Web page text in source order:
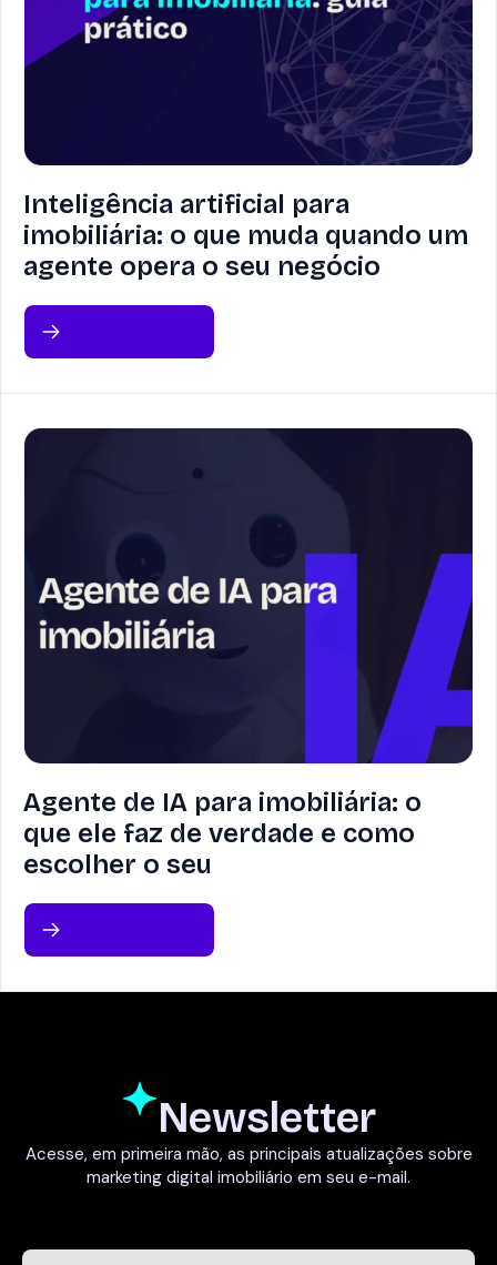
Inteligência artificial para
imobiliária: o que muda quando um
agente opera o seu negócio
Agente de IA para imobiliária: o
que ele faz de verdade e como
escolher o seu
Newsletter
Acesse, em primeira mão, as principais atualizações sobre
marketing digital imobiliário em seu e-mail.
Nome